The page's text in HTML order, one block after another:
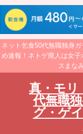
ネット乞食50代無職独身
め速報！ネトゲ廃人は女
スまな
真・モリ
代無職
グ・ゲ